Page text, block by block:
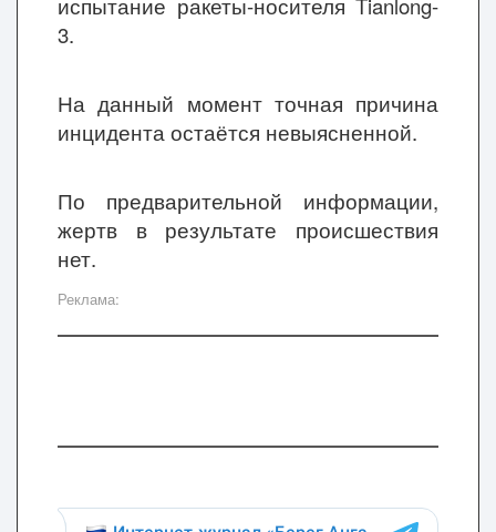
3.
На данный момент точная причина
инцидента остаётся невыясненной.
По предварительной информации,
жертв в результате происшествия
нет.
Реклама: